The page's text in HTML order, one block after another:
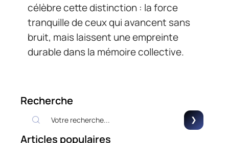
célèbre cette distinction : la force
tranquille de ceux qui avancent sans
bruit, mais laissent une empreinte
durable dans la mémoire collective.
Recherche
Articles populaires